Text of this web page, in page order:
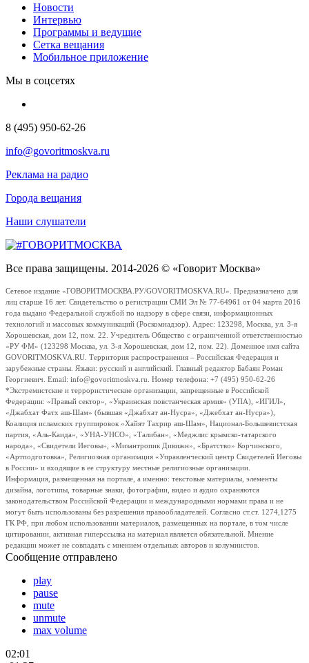
Новости
Интервью
Программы и ведущие
Сетка вещания
Мобильное приложение
Мы в соцсетях
8 (495) 950-62-26
info@govoritmoskva.ru
Реклама на радио
Города вещания
Наши слушатели
Все права защищены. 2014-2026 © «Говорит Москва»
Сетевое издание «ГОВОРИТМОСКВА.РУ/GOVORITMOSKVA.RU». Предназначено для
лиц старше 16 лет. Свидетельство о регистрации СМИ Эл № 77-64961 от 04 марта 2016
года выдано Федеральной службой по надзору в сфере связи, информационных
технологий и массовых коммуникаций (Роскомнадзор). Адрес: 123298, Москва, ул. 3-я
Хорошевская, дом 12, пом. 22. Учредитель Общество с ограниченной ответственностью
«РУ ФМ» (123298 Москва, ул. 3-я Хорошевская, дом 12, пом. 22). Доменное имя сайта
GOVORITMOSKVA.RU. Территория распространения – Российская Федерация и
зарубежные страны. Языки: русский и английский. Главный редактор Бабаян Роман
Георгиевич. Email: info@govoritmoskva.ru. Номер телефона: +7 (495) 950-62-26
*Экстремистские и террористические организации, запрещенные в Российской
Федерации: «Правый сектор», «Украинская повстанческая армия» (УПА), «ИГИЛ»,
«Джабхат Фатх аш-Шам» (бывшая «Джабхат ан-Нусра», «Джебхат ан-Нусра»),
Коалиция исламских группировок «Хайят Тахрир аш-Шам», Национал-Большевистская
партия, «Аль-Каида», «УНА-УНСО», «Талибан», «Меджлис крымско-татарского
народа», «Свидетели Иеговы», «Мизантропик Дивижн», «Братство» Корчинского,
«Артподготовка», Религиозная организация «Управленческий центр Свидетелей Иеговы
в России» и входящие в ее структуру местные религиозные организации.
Информация, размещенная на портале, а именно: текстовые материалы, элементы
дизайна, логотипы, товарные знаки, фотографии, видео и аудио охраняются
законодательством Российской Федерации и международными нормами права и не
могут быть использованы без разрешения правообладателей. Согласно ст.ст. 1274,1275
ГК РФ, при любом использовании материалов, размещенных на портале, в том числе
цитировании, активная гиперссылка на материал является обязательной. Мнение
редакции может не совпадать с мнением отдельных авторов и колумнистов.
Сообщение отправлено
play
pause
mute
unmute
max volume
02:01